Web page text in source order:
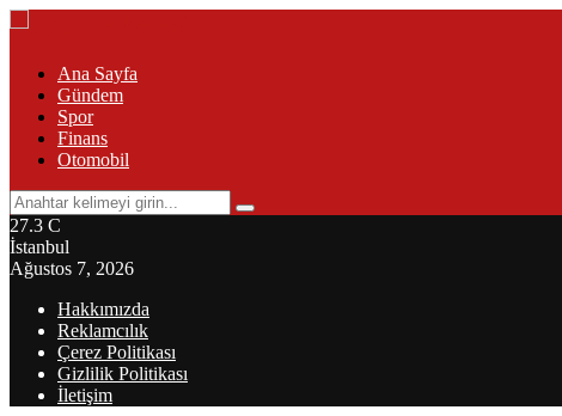
Ana Sayfa
Gündem
Spor
Finans
Otomobil
Search
for:
Search
27.3 C
İstanbul
Ağustos 7, 2026
Hakkımızda
Reklamcılık
Çerez Politikası
Gizlilik Politikası
İletişim